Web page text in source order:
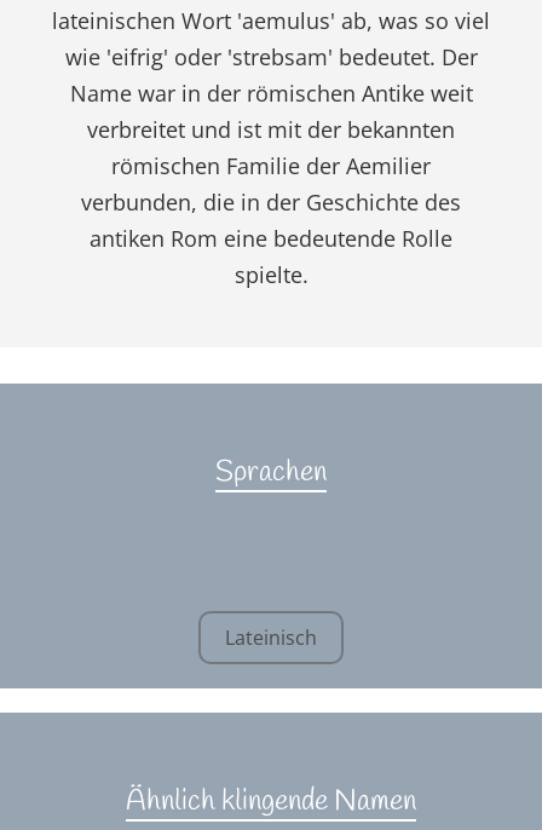
lateinischen Wort 'aemulus' ab, was so viel
wie 'eifrig' oder 'strebsam' bedeutet. Der
Name war in der römischen Antike weit
verbreitet und ist mit der bekannten
römischen Familie der Aemilier
verbunden, die in der Geschichte des
antiken Rom eine bedeutende Rolle
spielte.
Sprachen
Lateinisch
Ähnlich klingende Namen